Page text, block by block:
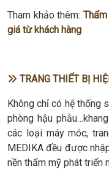
Tham khảo thêm:
giá từ khách hàng
TRANG THIẾT BỊ
Không chỉ có hệ thống
phòng hậu
các loại máy móc,
MEDIKA đều được
nền thẩm mỹ phát triển